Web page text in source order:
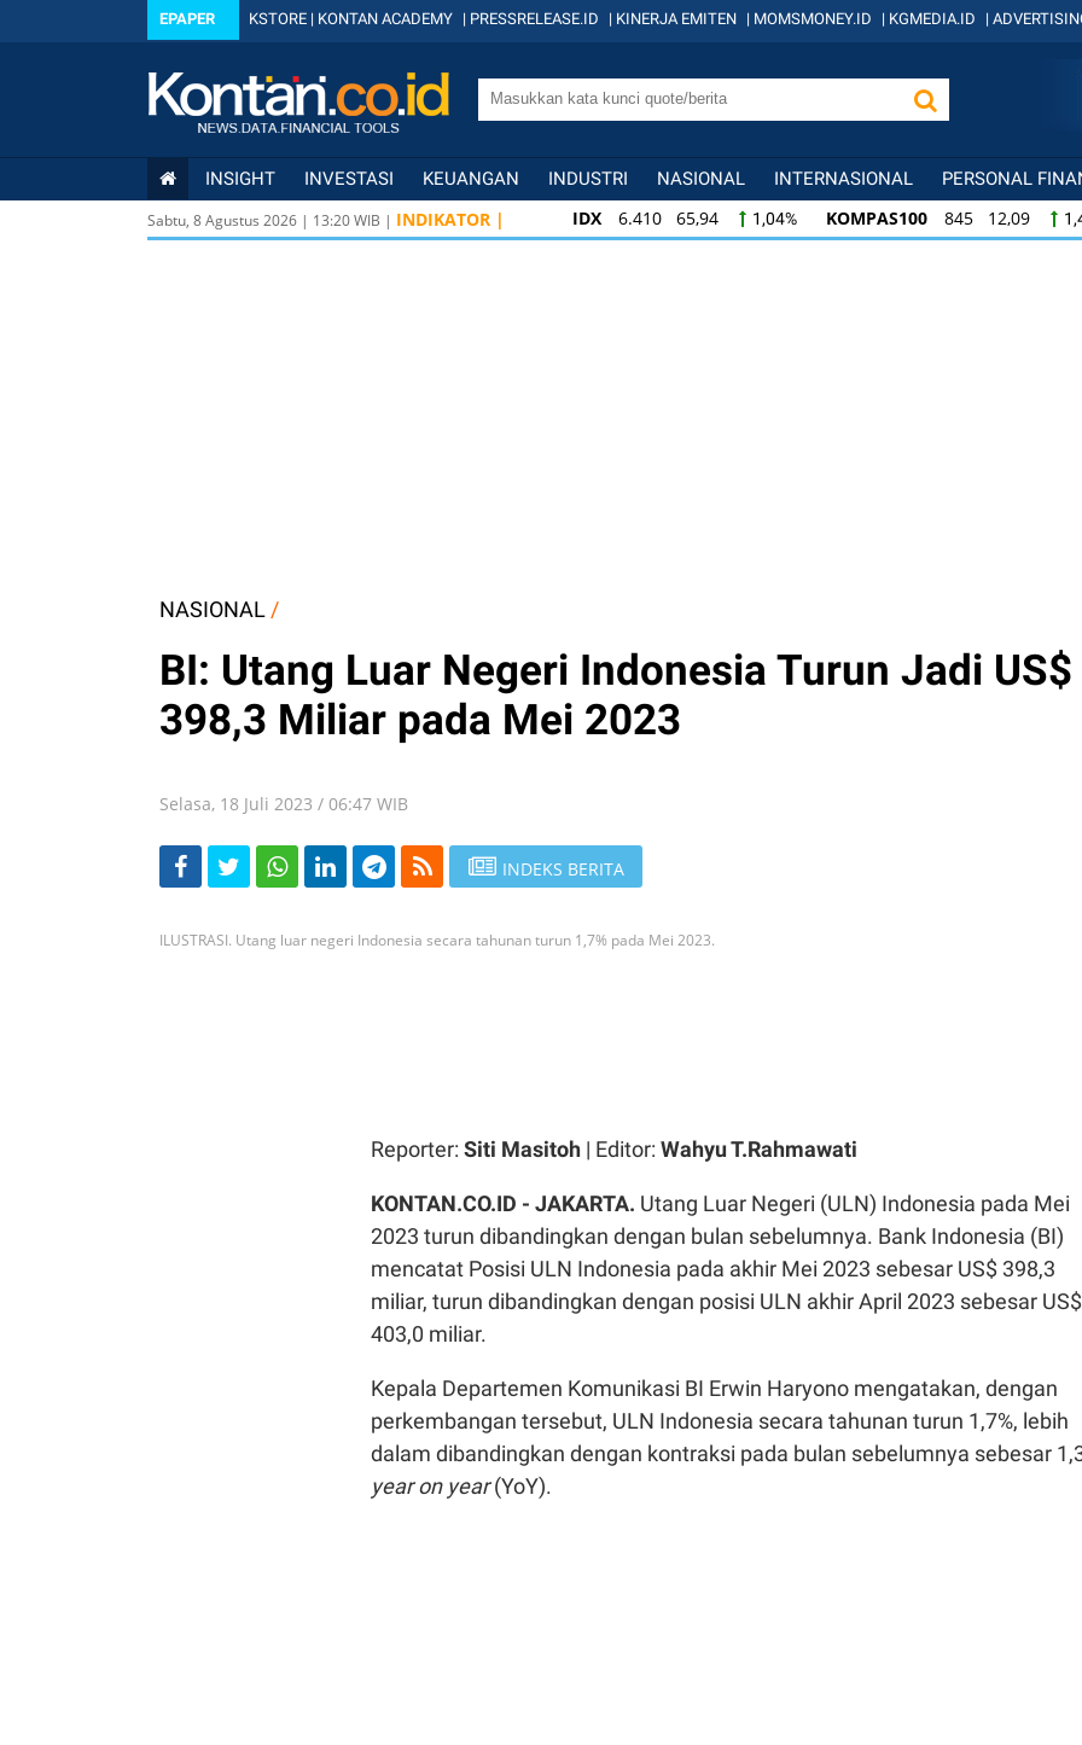
EPAPER KSTORE | KONTAN ACADEMY | PRESSRELEASE.ID | KINERJA EMITEN | MOMSMONEY.ID | KGMEDIA.ID |
INSIGHT INVESTASI KEUANGAN INDUSTRI NASIONAL INTERNASIONAL PERSONAL
Sabtu, 8 Agustus 2026 | 13:20WIB | INDIKATOR | IDX 6.410 65,94 1,04% KOMPAS100 845 12,09
KOMPAS100 845 12,09 1,45% LQ45 640 9,44
NASIONAL /
BI: Utang Luar Negeri Indonesia Turun Jadi US$
398,3 Miliar pada Mei 2023
Selasa, 18 Juli 2023 / 06:47 WIB
INDEKS BERITA
ILUSTRASI. Utang luar negeri Indonesia secara tahunan turun 1,7% pada Mei 2023.
Reporter: Siti Masitoh | Editor: Wahyu T.Rahmawati
KONTAN.CO.ID - JAKARTA. Utang Luar Negeri (ULN) Indonesia pada Mei
2023 turun dibandingkan dengan bulan sebelumnya. Bank Indonesia (BI)
mencatat Posisi ULN Indonesia pada akhir Mei 2023 sebesar US$ 398,3
miliar, turun dibandingkan dengan posisi ULN akhir April 2023 sebesar US$
403,0 miliar.
Kepala Departemen Komunikasi BI Erwin Haryono mengatakan, dengan
perkembangan tersebut, ULN Indonesia secara tahunan turun 1,7%, lebih
dalam dibandingkan dengan kontraksi pada bulan sebelumnya sebesar
year on year(YoY).